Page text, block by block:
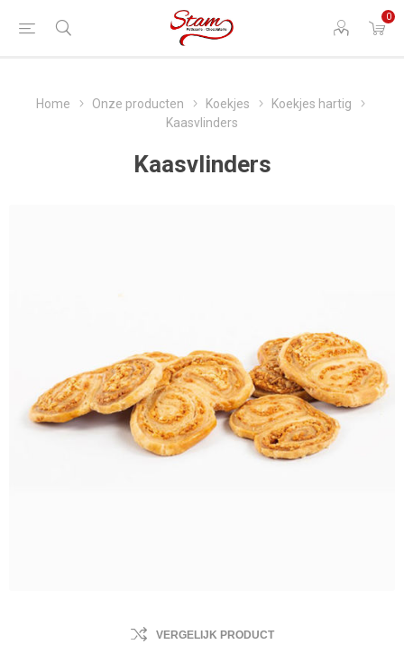
0
Home Onze producten Koekjes
Koekjes hartig
Kaasvlinders
Kaasvlinders
VERGELIJK PRODUCT